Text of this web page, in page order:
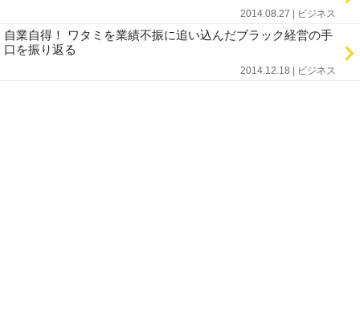
2014.08.27 | ビジネス
自業自得！ ワタミを業績不振に追い込んだブラック経営の手
口を振り返る
2014.12.18 | ビジネス